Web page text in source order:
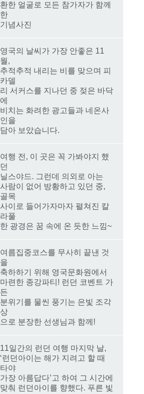
환한 얼굴로 모든 참가자가 함께
한
기념사진
영국의 날씨가 가장 안좋은 11
월,
추적추적 내리는 비를 맞으며 피
카델
리 서커스를 지나던 중 젖은 바닥
에
비치는 화려한 광고들과 네온사
인을
담아 보았습니다.
여행 전, 이 곳은 꼭 가봐야지 했
던
닐스야드. 그런데 의외로 아는
사람이 없어 방황하고 있던 중,
골목
사이로 들어가자마자 펼쳐진 칼
라풀
한 광경은 꿈 속에 온 듯한 느낌~
여름집중코스를 무사히 끝낸 것
을
축하하기 위해 영국문화원에서
마련한 종강파티! 런던 코벤트 가
든
분위기를 물씬 풍기는 은빛 조각
상
으로 분장한 선생님과 함께!
11일간의 런던 여행 마지막 날,
‘런던아이는 해가 지려고 할 때
타야
가장 아름답다’고 하여 그 시간에
맞춰 런던아이를 향했다. 푸른 빛